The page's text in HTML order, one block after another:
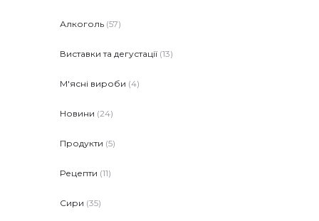
Алкоголь (57)
Виставки та дегустації (13)
М'ясні вироби (4)
Новини (24)
Продукти (5)
Рецепти (11)
Сири (35)